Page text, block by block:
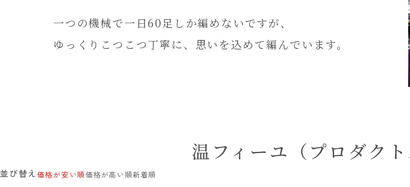
一つの機械で一日60足しか編めないですが、
ゆっくりこつこつ丁寧に、思いを込めて編んでいます。
温フィーユ（プロダクト
並び替え価格が安い順価格が高い順新着順